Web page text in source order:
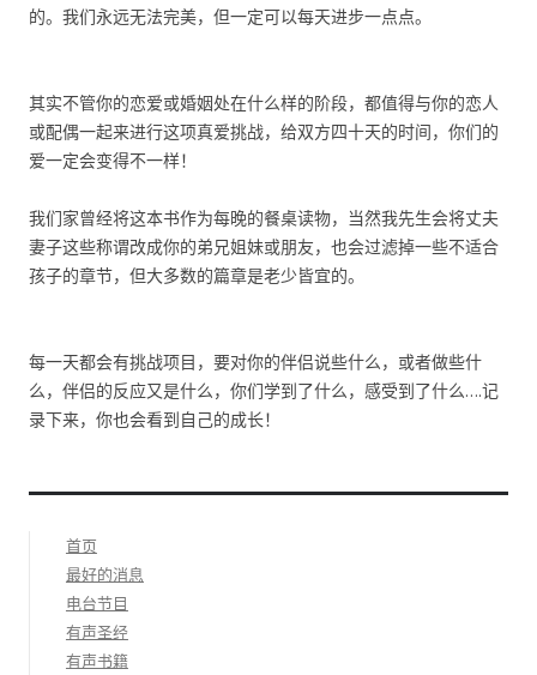
的。我们永远无法完美，但一定可以每天进步一点点。
其实不管你的恋爱或婚姻处在什么样的阶段，都值得与你的恋人
或配偶一起来进行这项真爱挑战，给双方四十天的时间，你们的
爱一定会变得不一样！
我们家曾经将这本书作为每晚的餐桌读物，当然我先生会将丈夫
妻子这些称谓改成你的弟兄姐妹或朋友，也会过滤掉一些不适合
孩子的章节，但大多数的篇章是老少皆宜的。
每一天都会有挑战项目，要对你的伴侣说些什么，或者做些什
么，伴侣的反应又是什么，你们学到了什么，感受到了什么….记
录下来，你也会看到自己的成长！
首页
最好的消息
电台节目
有声圣经
有声书籍